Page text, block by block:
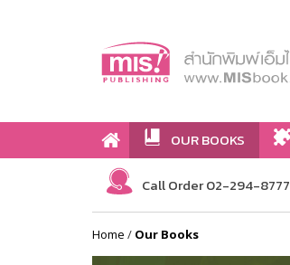
OUR BOOKS
Call Order 02-294-8777
Home / Our Books